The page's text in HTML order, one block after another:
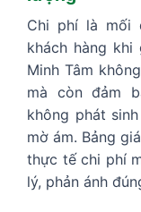
Chi phí là mối
khách hàng
Minh Tâm
mà còn đảm
không phát
mờ ám. Bảng
thực tế chi phí
lý, phản ánh